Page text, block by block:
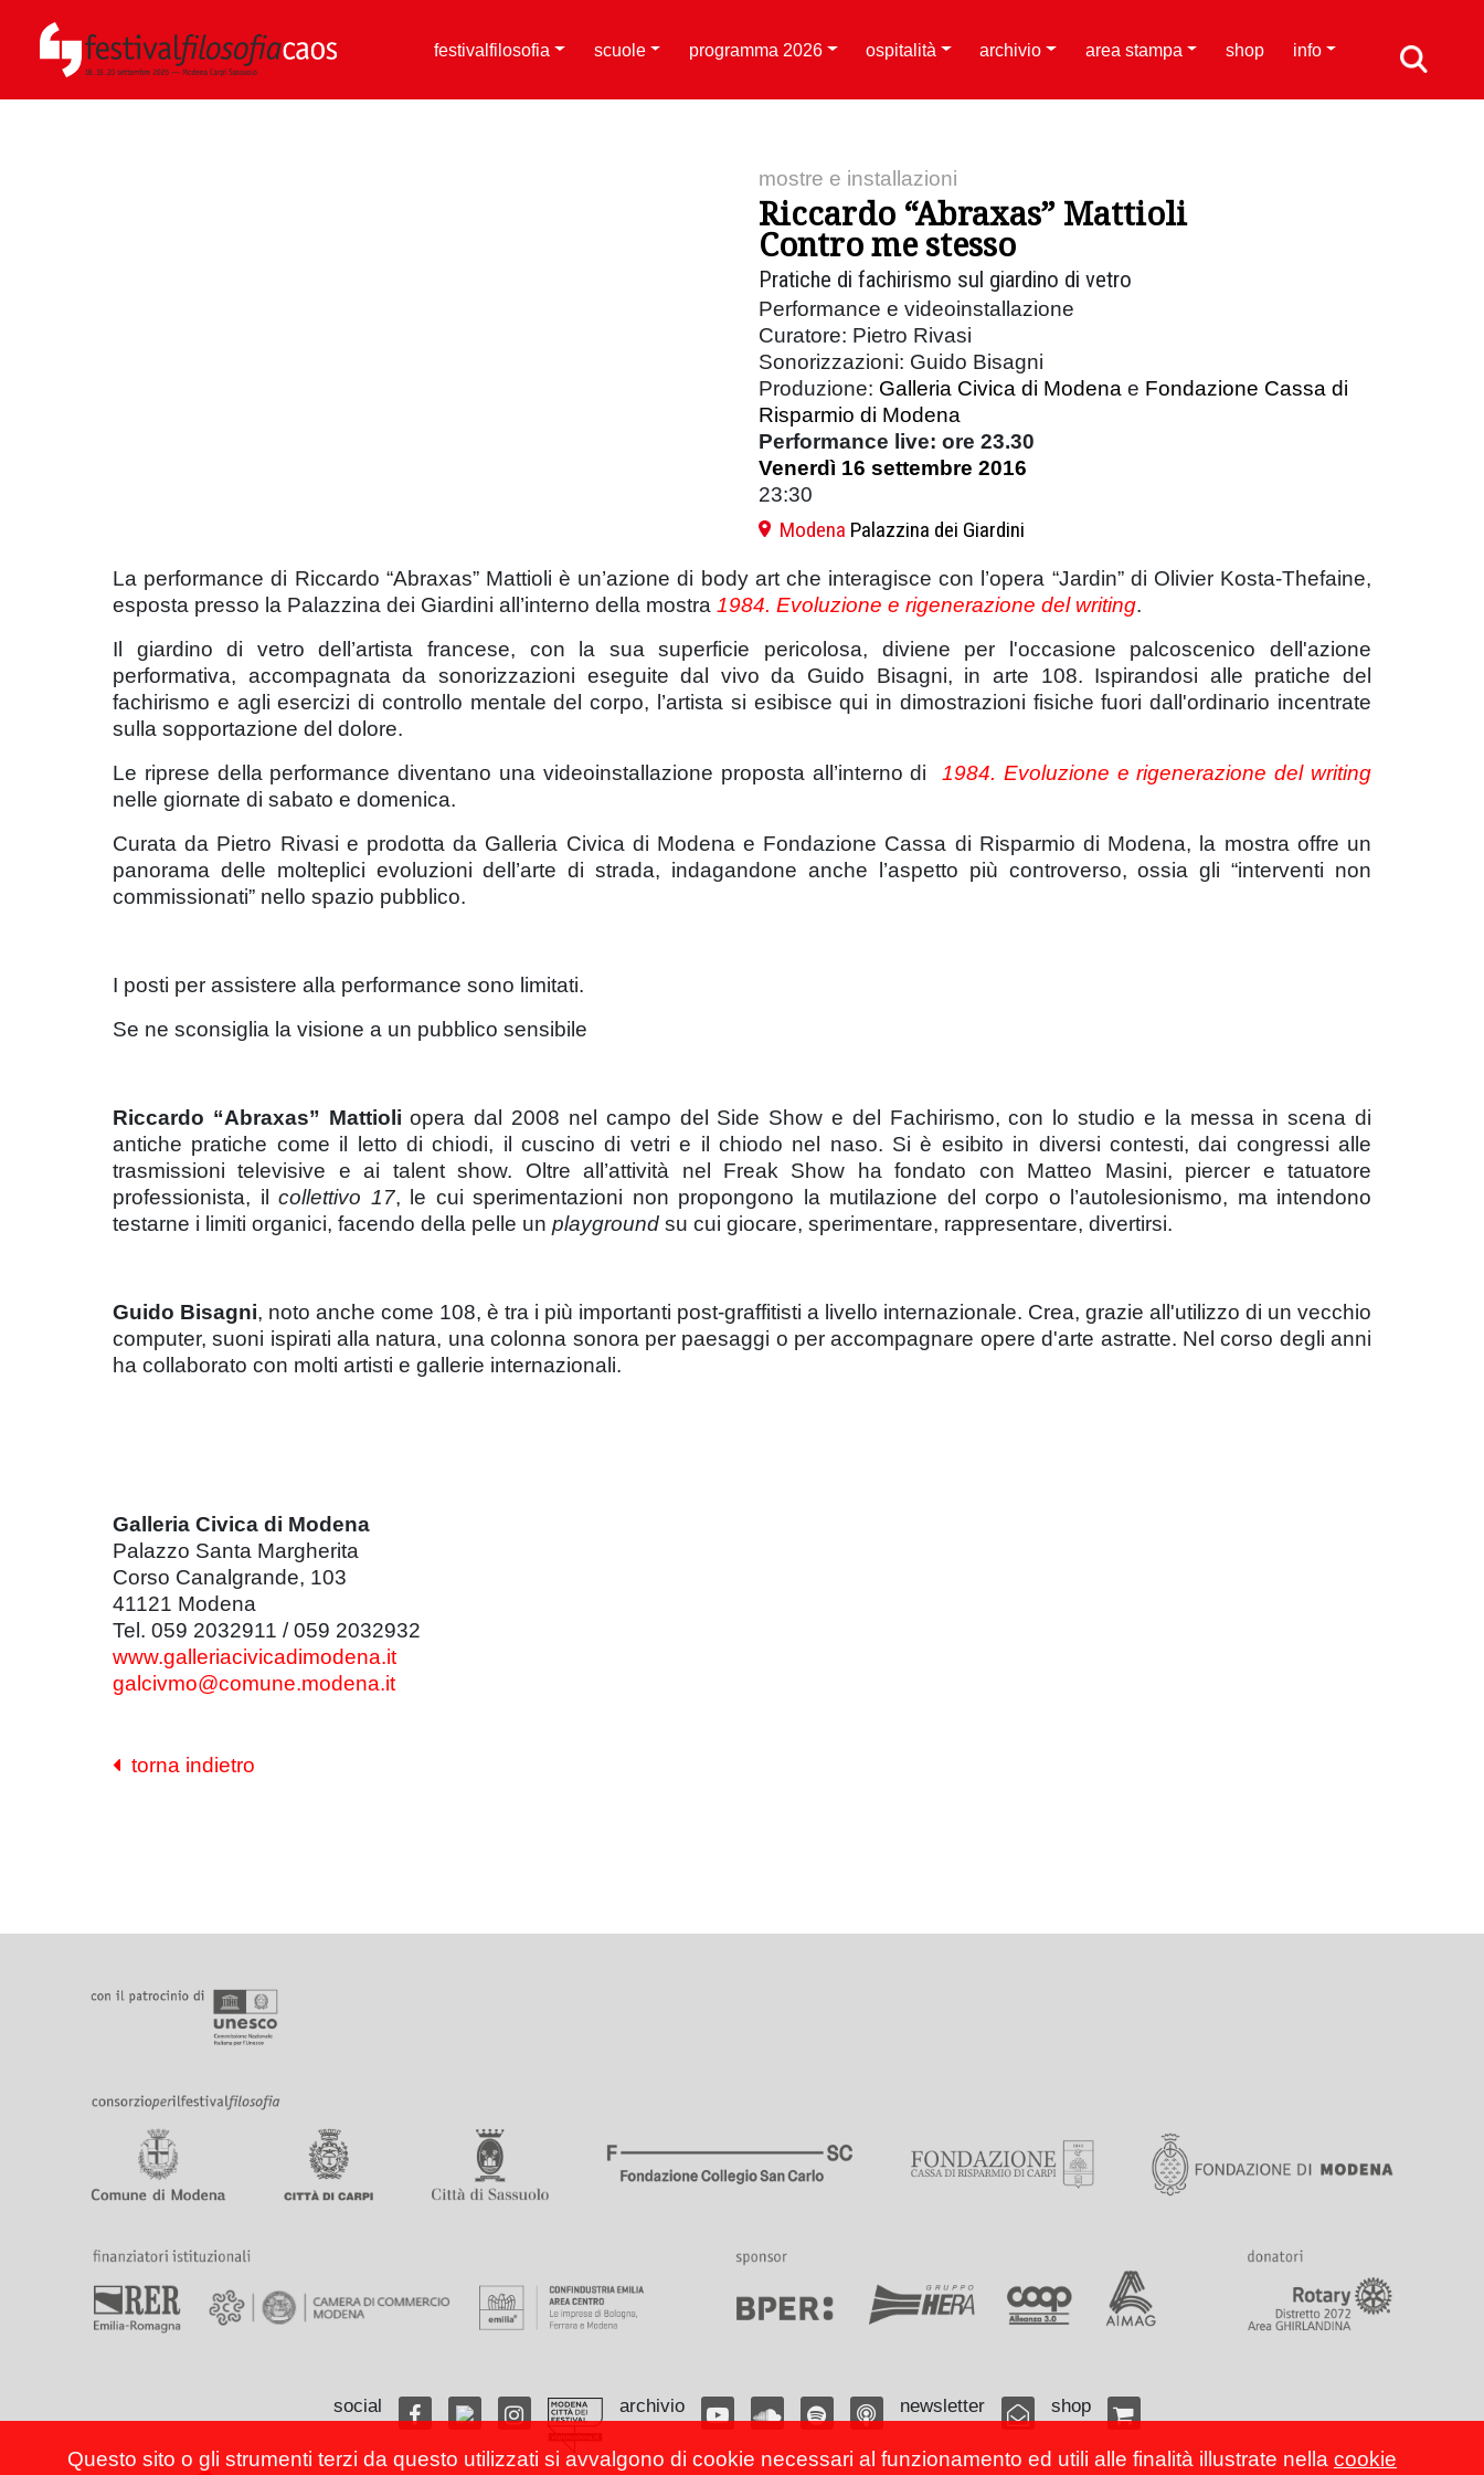
festivalfilosofia scuole programma 2026 ospitalità archivio area stampa shop info
mostre e installazioni
Riccardo “Abraxas” Mattioli
Contro me stesso
Pratiche di fachirismo sul giardino di vetro
Performance e videoinstallazione
Curatore: Pietro Rivasi
Sonorizzazioni: Guido Bisagni
Produzione: Galleria Civica di Modena e Fondazione Cassa di
Risparmio di Modena
Performance live: ore 23.30
Venerdì 16 settembre 2016
23:30
Modena Palazzina dei Giardini
La performance di Riccardo “Abraxas” Mattioli è un’azione di body art che interagisce con l’opera “Jardin” di Olivier Kosta-Thefaine,
esposta presso la Palazzina dei Giardini all’interno della mostra 1984. Evoluzione e rigenerazione del writing.
Il giardino di vetro dell’artista francese, con la sua superficie pericolosa, diviene per l'occasione palcoscenico dell'azione
performativa, accompagnata da sonorizzazioni eseguite dal vivo da Guido Bisagni, in arte 108. Ispirandosi alle pratiche del
fachirismo e agli esercizi di controllo mentale del corpo, l’artista si esibisce qui in dimostrazioni fisiche fuori dall'ordinario incentrate
sulla sopportazione del dolore.
Le riprese della performance diventano una videoinstallazione proposta all’interno di 1984. Evoluzione e rigenerazione del writing
nelle giornate di sabato e domenica.
Curata da Pietro Rivasi e prodotta da Galleria Civica di Modena e Fondazione Cassa di Risparmio di Modena, la mostra offre un
panorama delle molteplici evoluzioni dell’arte di strada, indagandone anche l’aspetto più controverso, ossia gli “interventi non
commissionati” nello spazio pubblico.
I posti per assistere alla performance sono limitati.
Se ne sconsiglia la visione a un pubblico sensibile
Riccardo “Abraxas” Mattioli opera dal 2008 nel campo del Side Show e del Fachirismo, con lo studio e la messa in scena di
antiche pratiche come il letto di chiodi, il cuscino di vetri e il chiodo nel naso. Si è esibito in diversi contesti, dai congressi alle
trasmissioni televisive e ai talent show. Oltre all’attività nel Freak Show ha fondato con Matteo Masini, piercer e tatuatore
professionista, il collettivo 17, le cui sperimentazioni non propongono la mutilazione del corpo o l’autolesionismo, ma intendono
testarne i limiti organici, facendo della pelle un playground su cui giocare, sperimentare, rappresentare, divertirsi.
Guido Bisagni, noto anche come 108, è tra i più importanti post-graffitisti a livello internazionale. Crea, grazie all'utilizzo di un vecchio
computer, suoni ispirati alla natura, una colonna sonora per paesaggi o per accompagnare opere d'arte astratte. Nel corso degli anni
ha collaborato con molti artisti e gallerie internazionali.
Galleria Civica di Modena
Palazzo Santa Margherita
Corso Canalgrande, 103
41121 Modena
Tel. 059 2032911 / 059 2032932
www.galleriacivicadimodena.it
galcivmo@comune.modena.it
torna indietro
social archivio newsletter shop
Questo sito o gli strumenti terzi da questo utilizzati si avvalgono di cookie necessari al funzionamento ed utili alle finalità illustrate nella cookie